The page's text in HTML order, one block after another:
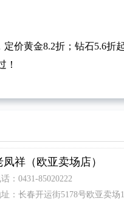
价黄金8.2折；钻石5.6折
！
凤祥（欧亚卖场店）
：0431-85020222
：长春开运街5178号欧亚卖场